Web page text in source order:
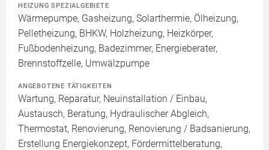
HEIZUNG SPEZIALGEBIETE
Wärmepumpe, Gasheizung, Solarthermie, Ölheizung,
Pelletheizung, BHKW, Holzheizung, Heizkörper,
Fußbodenheizung, Badezimmer, Energieberater,
Brennstoffzelle, Umwälzpumpe
ANGEBOTENE TÄTIGKEITEN
Wartung, Reparatur, Neuinstallation / Einbau,
Austausch, Beratung, Hydraulischer Abgleich,
Thermostat, Renovierung, Renovierung / Badsanierung,
Erstellung Energiekonzept, Fördermittelberatung,